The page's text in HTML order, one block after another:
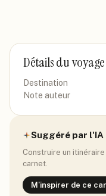
Détails du voyage
Destination
Note auteur
Suggéré par l'IA
Construire un
carnet.
M'inspirer de ce